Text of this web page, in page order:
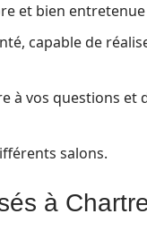
et bien
capable de
à vos questions et
salons.
à